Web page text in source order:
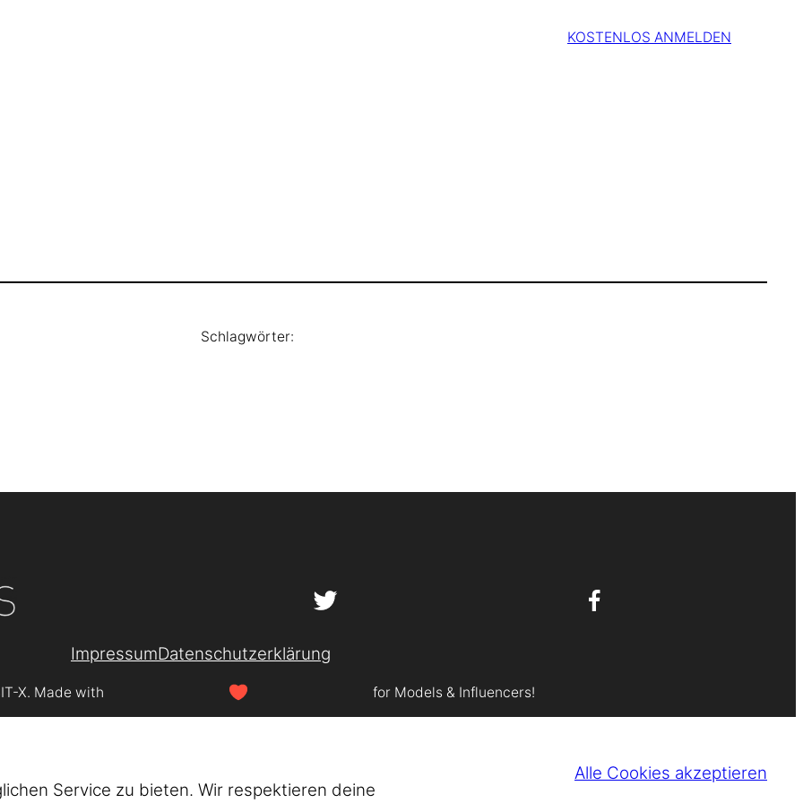
KOSTENLOS ANMELDEN
Schlagwörter:
ImpressumDatenschutzerklärung
X. Made with for Models & Influencers!
Service zu bieten. Wir respektieren deine
Alle Cookies akzeptieren